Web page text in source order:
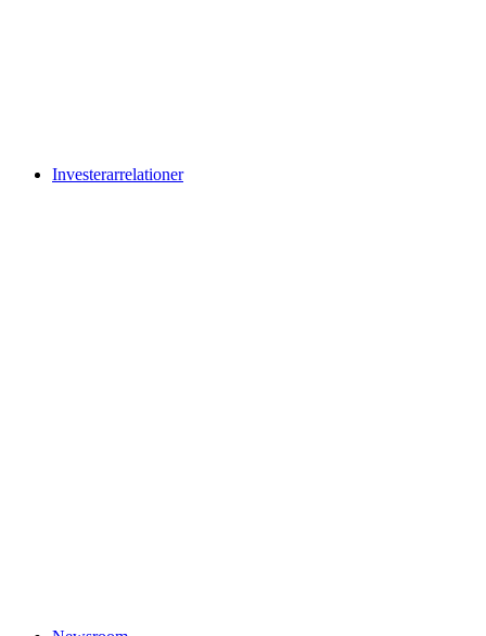
Investerarrelationer